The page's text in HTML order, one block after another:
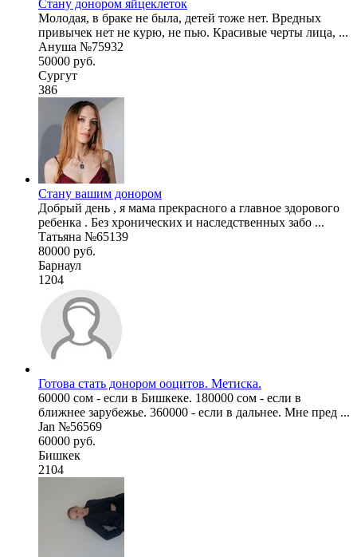
Стану донором яйцеклеток
Молодая, в браке не была, детей тоже нет. Вредных
привычек нет не курю, не пью. Красивые черты лица, ...
Ануша №75932
50000 руб.
Сургут
386
Стану вашим донором
Добрый день , я мама прекрасного а главное здорового
ребенка . Без хронических и наследственных забо ...
Татьяна №65139
80000 руб.
Барнаул
1204
Готова стать донором ооцитов. Метиска.
60000 сом - если в Бишкеке. 180000 сом - если в
ближнее зарубежье. 360000 - если в дальнее. Мне пред ...
Jan №56569
60000 руб.
Бишкек
2104